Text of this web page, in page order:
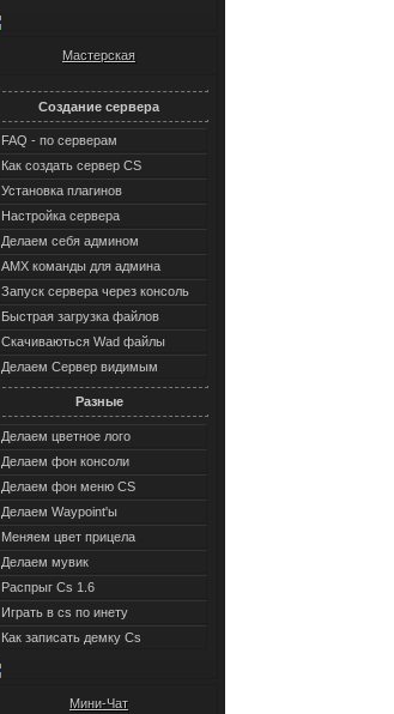
Мастерская
Создание сервера
FAQ - по серверам
Как создать сервер CS
Установка плагинов
Настройка сервера
Делаем себя админом
AMX команды для админа
Запуск сервера через консоль
Быстрая загрузка файлов
Скачиваються Wad файлы
Делаем Сервер видимым
Разные
Делаем цветное лого
Делаем фон консоли
Делаем фон меню CS
Делаем Waypoint'ы
Меняем цвет прицела
Делаем мувик
Распрыг Cs 1.6
Играть в cs по инету
Как записать демку Cs
Мини-Чат